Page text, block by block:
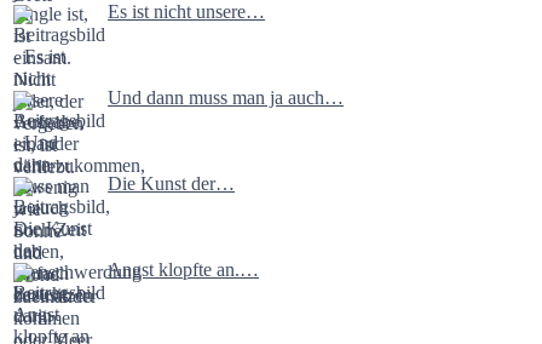
Es ist nicht unsere…
Und dann muss man ja auch…
Die Kunst der…
Angst klopfte an.…